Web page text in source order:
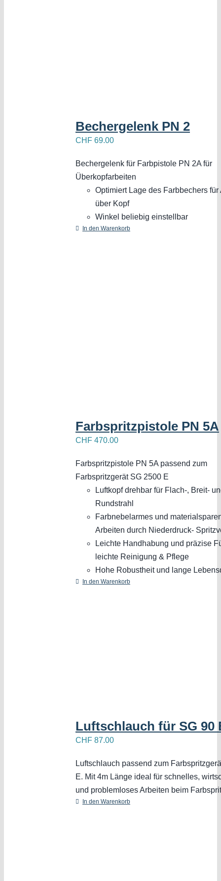
Bechergelenk PN 2
CHF 69.00
Bechergelenk für Farbpistole PN 2A für
Überkopfarbeiten
Optimiert Lage des Farbbechers für
über Kopf
Winkel beliebig einstellbar
In den Warenkorb
Farbspritzpistole PN 5A
CHF 470.00
Farbspritzpistole PN 5A passend zum
Farbspritzgerät SG 2500 E
Luftkopf drehbar für Flach-, Breit-
Rundstrahl
Farbnebelarmes und
Arbeiten durch Niederdruck-
Leichte Handhabung und präzise
leichte Reinigung & Pflege
Hohe Robustheit und lange
In den Warenkorb
Luftschlauch für SG 90
CHF 87.00
Luftschlauch passend zum
E. Mit 4m Länge ideal für schnelles,
und problemloses Arbeiten beim
In den Warenkorb